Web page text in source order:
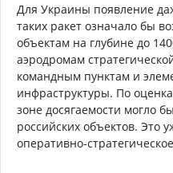
Для Украины появление
таких ракет означало бы
объектам на глубине до
аэродромам
командным пунктам и
инфраструктуры. По
зоне досягаемости могло
российских объектов. Это
оперативно-